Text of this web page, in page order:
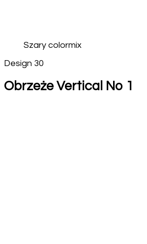
Szary colormix
Design 30
Obrzeże Vertical No 1